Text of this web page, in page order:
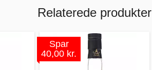
Relaterede produkter
Spar
40,00 kr.